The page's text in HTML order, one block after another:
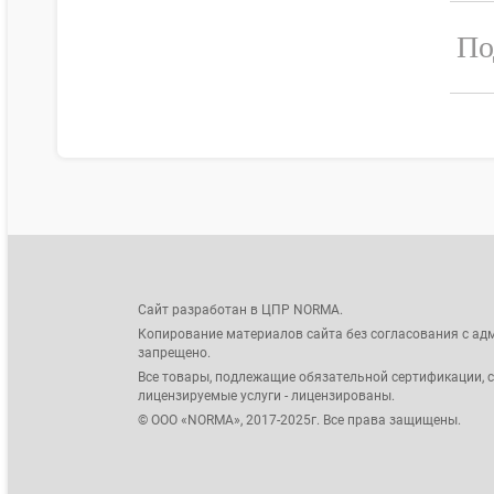
Сайт разработан в ЦПР NORMA.
Копирование материалов сайта без согласования с
запрещено.
Все товары, подлежащие обязательной сертификации,
лицензируемые услуги - лицензированы.
© ООО «NORMA», 2017-2025г. Все права защищены.